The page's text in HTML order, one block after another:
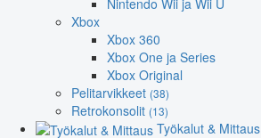
Xbox
Xbox 360
Xbox One ja Series
Xbox Original
Pelitarvikkeet (38)
Retrokonsolit (13)
Työkalut & Mittaus